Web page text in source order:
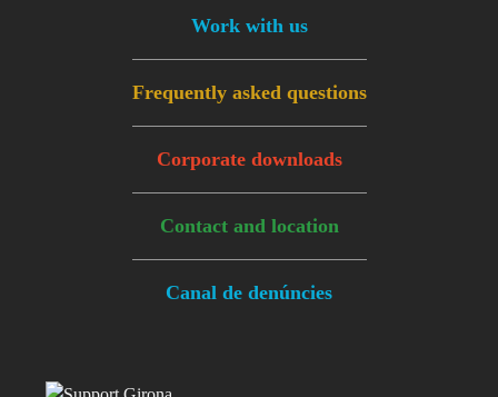
Work with us
Frequently asked questions
Corporate downloads
Contact and location
Canal de denúncies